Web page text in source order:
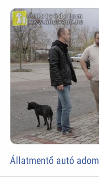
Állatmentő autó